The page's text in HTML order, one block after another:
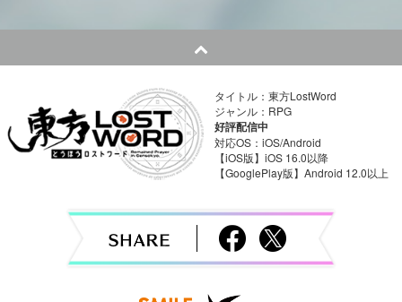
n
v
タイトル：東方LostWord
ジャンル：RPG
好評配信中
対応OS：iOS/Android
【iOS版】iOS 16.0以降
【GooglePlay版】Android 12.0以上